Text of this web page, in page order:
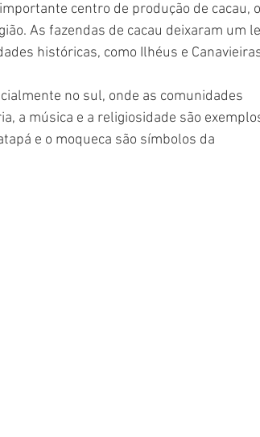
centro de produção de cacau,
As fazendas de cacau deixaram um
históricas, como Ilhéus e
no sul, onde as comunidades
a música e a religiosidade são
e o moqueca são símbolos da